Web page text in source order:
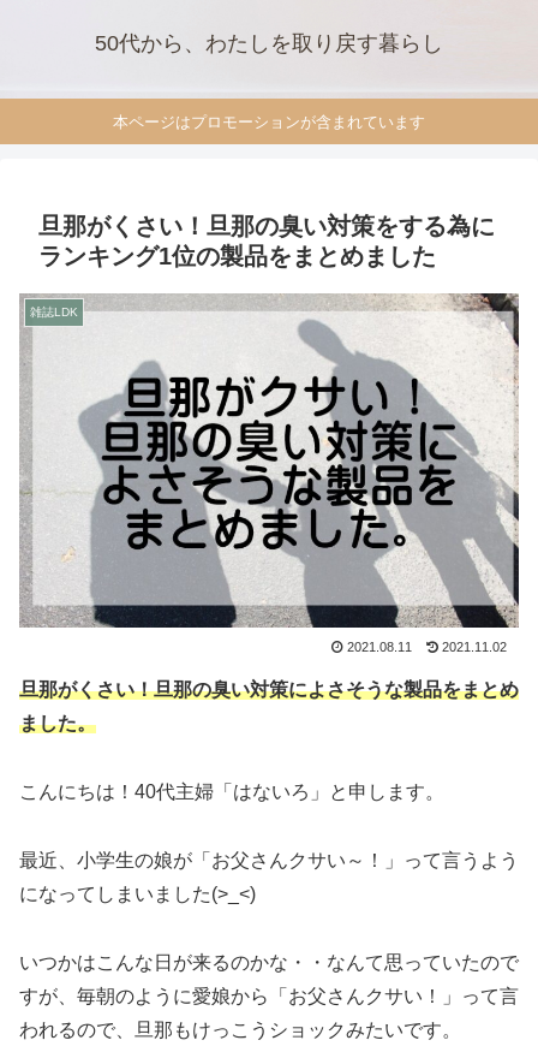
50代から、わたしを取り戻す暮らし
本ページはプロモーションが含まれています
旦那がくさい！旦那の臭い対策をする為に
ランキング1位の製品をまとめました
雑誌LDK
2021.08.11 2021.11.02
旦那がくさい！旦那の臭い対策によさそうな製品をまとめ
ました。
こんにちは！40代主婦「はないろ」と申します。
最近、小学生の娘が「お父さんクサい～！」って言うよう
になってしまいました(>_<)
いつかはこんな日が来るのかな・・なんて思っていたので
すが、毎朝のように愛娘から「お父さんクサい！」って言
われるので、旦那もけっこうショックみたいです。